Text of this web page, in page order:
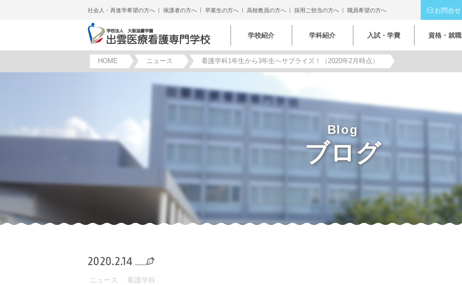
社会人・再進学希望の方へ 保護者の方へ 卒業生の方へ 高校教員の方へ 採用ご担当の方へ 職員希望の方へ お問合せ
学校紹介 学科紹介 入試・学費 資格・就職
HOME ニュース 看護学科1年生から3年生へサプライズ！（2020年2月時点）
Blog
ブログ
2020.2.14
ニュース 看護学科